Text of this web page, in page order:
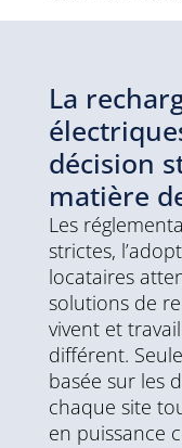
La
décision
matière
Les
strictes,
locataires
solutions de
vivent et
différent.
basée sur les
chaque site
en puissance